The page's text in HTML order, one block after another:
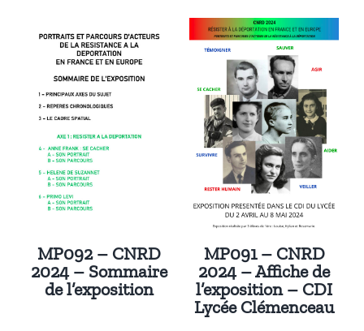
MP092 – CNRD
2024 – Sommaire
de l’exposition
MP091 – CNRD
2024 – Affiche de
l’exposition – CDI
Lycée Clémenceau